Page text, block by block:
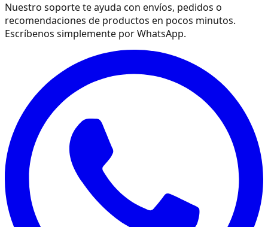
Nuestro soporte te ayuda con envíos, pedidos o
recomendaciones de productos en pocos minutos.
Escríbenos simplemente por WhatsApp.